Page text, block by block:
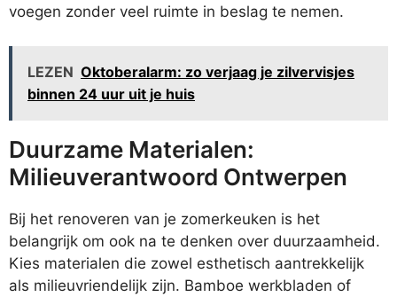
voegen zonder veel ruimte in beslag te nemen.
LEZEN Oktoberalarm: zo verjaag je zilvervisjes
binnen 24 uur uit je huis
Duurzame Materialen:
Milieuverantwoord Ontwerpen
Bij het renoveren van je zomerkeuken is het
belangrijk om ook na te denken over duurzaamheid.
Kies materialen die zowel esthetisch aantrekkelijk
als milieuvriendelijk zijn. Bamboe werkbladen of